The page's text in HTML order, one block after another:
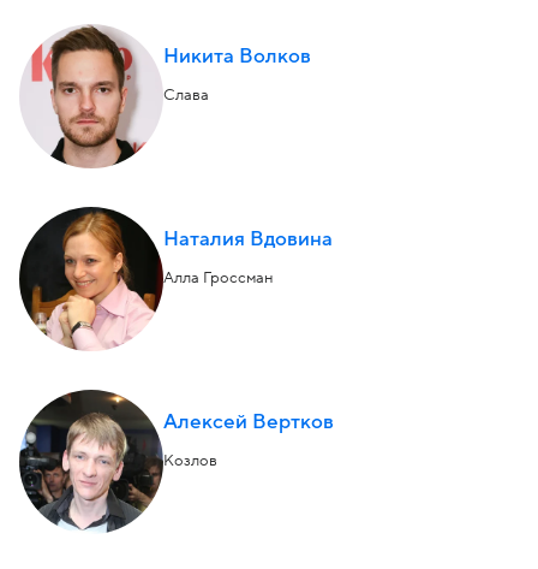
Никита Волков
Слава
Наталия Вдовина
Алла Гроссман
Алексей Вертков
Козлов